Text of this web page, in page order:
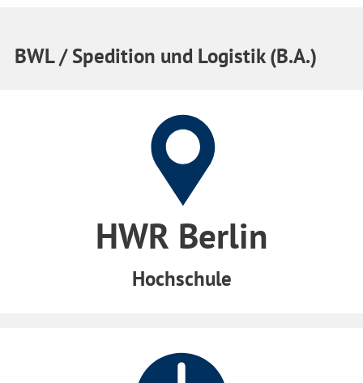
BWL / Spedition und Logistik (B.A.)
HWR Berlin
Hochschule